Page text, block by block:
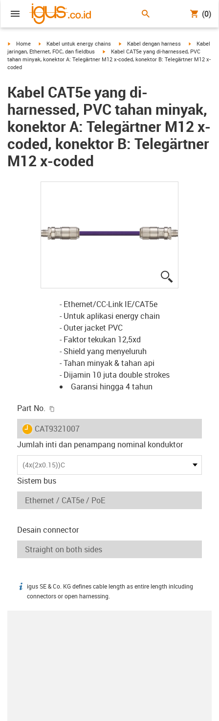
(0)
igus-icon-arrow-right
Home igus-icon-arrow-right
Kabel untuk energy chains igus-icon-arrow-right
Kabel dengan harness igus-icon-
Kabel
jaringan, Ethernet, FOC, dan fieldbus
igus-icon-arrow-right
Kabel CAT5e yang di-harnessed, PVC
tahan minyak, konektor A: Telegärtner M12 x-coded, konektor B: Telegärtner M12 x-
coded
Kabel CAT5e yang di-
harnessed, PVC tahan minyak,
konektor A: Telegärtner M12 x-
coded, konektor B: Telegärtner
M12 x-coded
- Ethernet/CC-Link IE/CAT5e
- Untuk aplikasi energy chain
- Outer jacket PVC
- Faktor tekukan 12,5xd
- Shield yang menyeluruh
- Tahan minyak & tahan api
- Dijamin 10 juta double strokes
Garansi hingga 4 tahun
Part No.
igus-icon-lieferzeit
CAT9321007
Jumlah inti dan penampang nominal konduktor
(4x(2x0.15))C
Sistem bus
Desain connector
igus-icon-info
igus SE & Co. KG defines cable length as entire length inlcuding
connectors or open harnessing.